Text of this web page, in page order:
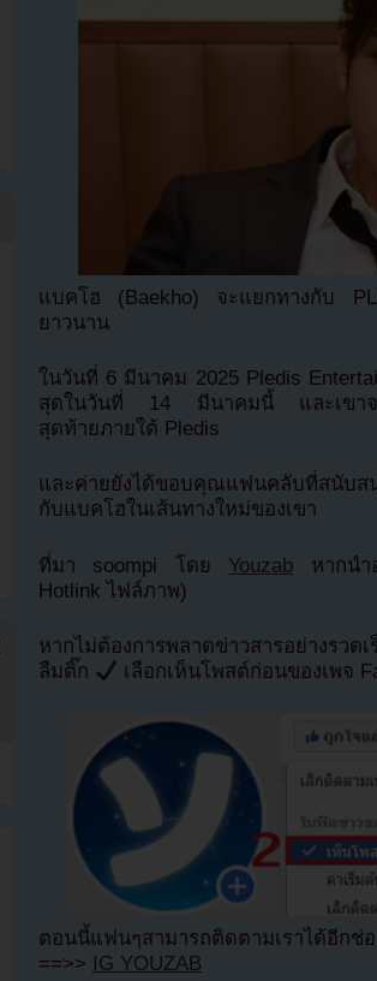
แบคโฮ (Baekho) จะแยกทางกับ
ยาวนาน
ในวันที่ 6 มีนาคม 2025 Pledis
สุดในวันที่ 14 มีนาคมนี้ และเขาจะ
สุดท้ายภายใต้ Pledis
และค่ายยังได้ขอบคุณแฟนคลับที่สนับส
กับแบคโฮในเส้นทางใหม่ของเขา
ที่มา soompi โดย Youzab หากนำ
Hotlink ไฟล์ภาพ)
หากไม่ต้องการพลาดข่าวสารอย่างรว
ลืมติ๊ก
เลือกเห็นโพสต์ก่อนของเพจ
ตอนนี้แฟนๆสามารถติดตามเราได้อีก
==>> IG YOUZAB